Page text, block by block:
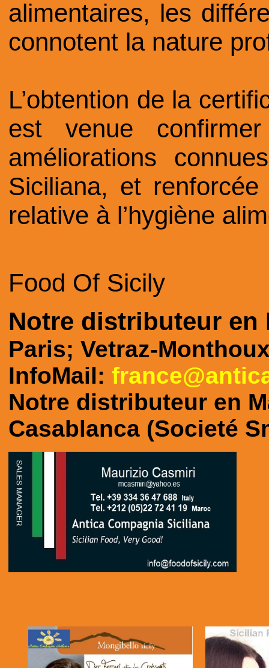
alimentaires, les
connotent la nature
L’obtention de la
est venue
améliorations
Siciliana, et
relative à l’hygiène
Food Of Sicily
Notre distributeur en
Paris; Vetraz-
InfoMail:
Notre distributeur en
Casablanca (Societé